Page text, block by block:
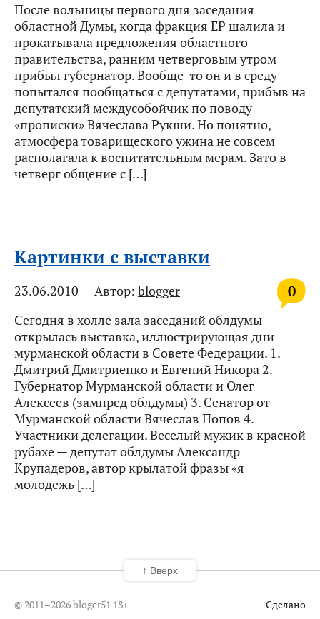
После вольницы первого дня заседания
областной Думы, когда фракция ЕР шалила и
прокатывала предложения областного
правительства, ранним четверговым утром
прибыл губернатор. Вообще-то он и в среду
попытался пообщаться с депутатами, прибыв на
депутатский междусобойчик по поводу
«прописки» Вячеслава Рукши. Но понятно,
атмосфера товарищеского ужина не совсем
располагала к воспитательным мерам. Зато в
четверг общение с […]
Картинки с выставки
0
23.06.2010 Автор: blogger
Сегодня в холле зала заседаний облдумы
открылась выставка, иллюстрирующая дни
мурманской области в Совете Федерации. 1.
Дмитрий Дмитриенко и Евгений Никора 2.
Губернатор Мурманской области и Олег
Алексеев (зампред облдумы) 3. Сенатор от
Мурманской области Вячеслав Попов 4.
Участники делегации. Веселый мужик в красной
рубахе — депутат облдумы Александр
Крупадеров, автор крылатой фразы «я
молодежь […]
© 2011–2026 bloger51 18+
Сделано
↑ Вверх